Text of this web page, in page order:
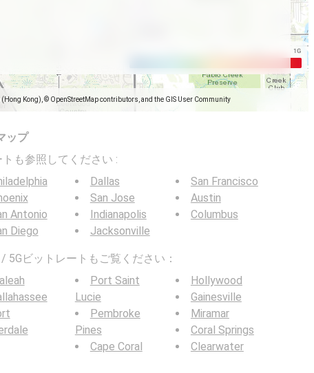
(Hong Kong), © OpenStreetMap contributors, and the GIS User Community
ップ
も参照してください :
Antonio
Diego
Dallas
San Jose
Indianapolis
Jacksonville
San Francisco
Austin
Columbus
5Gビットレートもご覧ください：
Port Saint
Lucie
Pembroke
Pines
Cape Coral
Hollywood
Gainesville
Miramar
Coral Springs
Clearwater